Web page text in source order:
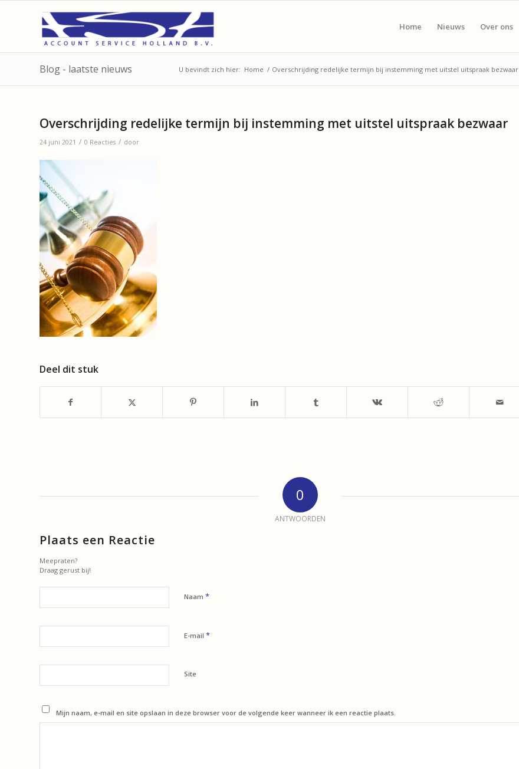
Home Nieuws Over ons
Blog - laatste nieuws U bevindt zich hier: Home / Overschrijding redelijke termijn bij instemming met uitstel uitspraak bezwaar
Overschrijding redelijke termijn bij instemming met uitstel uitspraak bezwaar
24 juni 2021 / 0 Reacties / door
Deel dit stuk
0
ANTWOORDEN
Plaats een Reactie
Meepraten?
Draag gerust bij!
Naam *
E-mail *
Site
Mijn naam, e-mail en site opslaan in deze browser voor de volgende keer wanneer ik een reactie plaats.